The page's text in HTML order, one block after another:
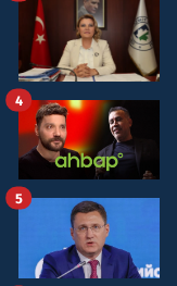
4
5